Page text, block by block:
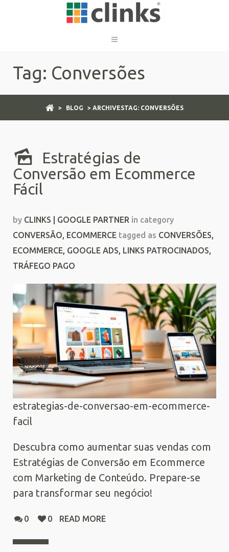
Tag: Conversões
> BLOG > ARCHIVESTAG: CONVERSÕES
Estratégias de
Conversão em Ecommerce
Fácil
by CLINKS | GOOGLE PARTNER in category
CONVERSÃO, ECOMMERCE tagged as CONVERSÕES,
ECOMMERCE, GOOGLE ADS, LINKS PATROCINADOS,
TRÁFEGO PAGO
estrategias-de-conversao-em-ecommerce-
facil
Descubra como aumentar suas vendas com
Estratégias de Conversão em Ecommerce
com Marketing de Conteúdo. Prepare-se
para transformar seu negócio!
0 0 READ MORE